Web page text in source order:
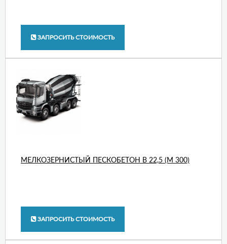
ЗАПРОСИТЬ СТОИМОСТЬ
МЕЛКОЗЕРНИСТЫЙ ПЕСКОБЕТОН В 22,5 (М 300)
ЗАПРОСИТЬ СТОИМОСТЬ